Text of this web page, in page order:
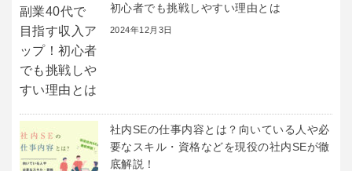
初心者でも挑戦しやすい理由とは
2024年12月3日
社内SEの仕事内容とは？向いている人や必
要なスキル・資格などを現役の社内SEが徹
底解説！